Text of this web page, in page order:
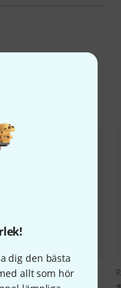
dig den bästa
allt som hör
RG8X-15 BNC